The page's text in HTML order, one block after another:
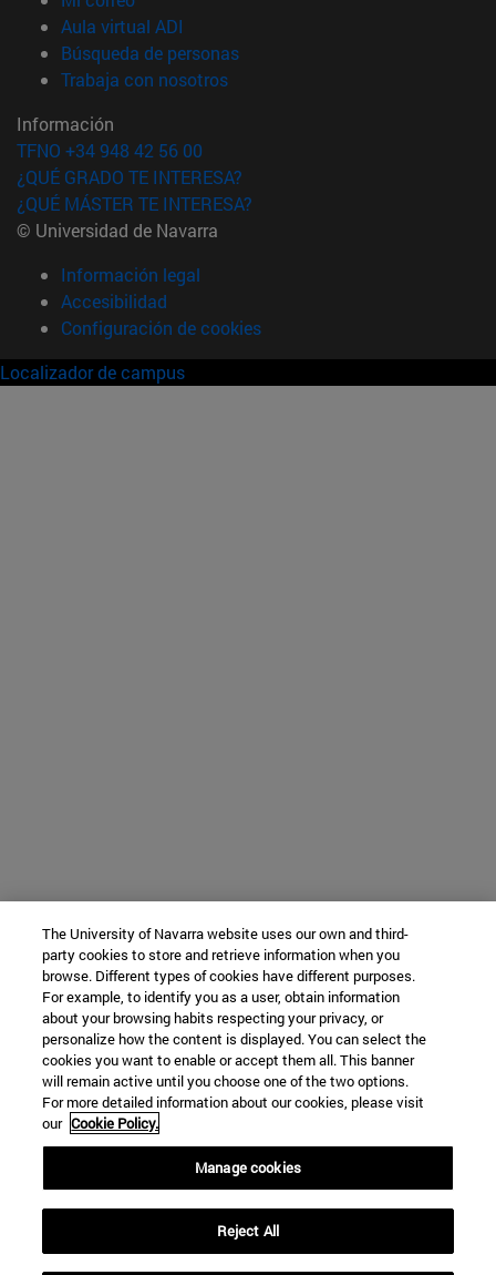
Aula virtual ADI
Búsqueda de personas(abre en nueva ventana)
Trabaja con nosotros(abre en nueva ventana)
Información
TFNO +34 948 42 56 00
¿QUÉ GRADO TE INTERESA?
¿QUÉ MÁSTER TE INTERESA?
© Universidad de Navarra
Información legal
Accesibilidad
Configuración de cookies
Localizador de campus
The University of Navarra website uses our own and third-
party cookies to store and retrieve information when you
browse. Different types of cookies have different purposes.
For example, to identify you as a user, obtain information
about your browsing habits respecting your privacy, or
personalize how the content is displayed. You can select the
cookies you want to enable or accept them all. This banner
will remain active until you choose one of the two options.
For more detailed information about our cookies, please visit
our Cookie Policy.
Manage cookies
Reject All